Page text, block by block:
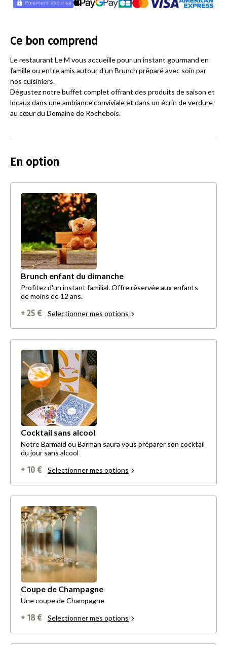
Ce bon comprend
Le restaurant Le M vous accueille pour un instant gourmand en
famille ou entre amis autour d'un Brunch préparé avec soin par
nos cuisiniers.
Dégustez notre buffet complet offrant des produits de saison et
locaux dans une ambiance conviviale et dans un écrin de verdure
au cœur du Domaine de Rochebois.
En option
Brunch enfant du dimanche
Profitez d'un instant familial. Offre réservée aux enfants
de moins de 12 ans.
+ 25 € Selectionner mes options
Cocktail sans alcool
Notre Barmaid ou Barman saura vous préparer son cocktail
du jour sans alcool
+ 10 € Selectionner mes options
Coupe de Champagne
Une coupe de Champagne
+ 18 € Selectionner mes options